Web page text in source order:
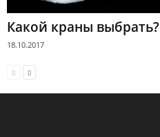
Какой краны выбрать?
18.10.2017